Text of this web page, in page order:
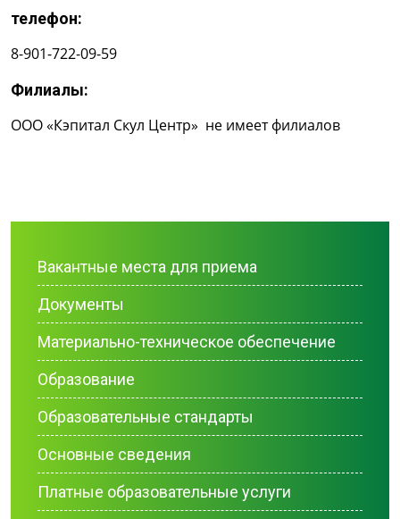
телефон:
8-901-722-09-59
Филиалы:
ООО «Кэпитал Скул Центр» не имеет филиалов
Вакантные места для приема
Документы
Материально-техническое обеспечение
Образование
Образовательные стандарты
Основные сведения
Платные образовательные услуги